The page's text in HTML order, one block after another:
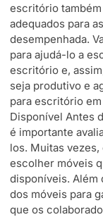
escritório
adequados para
desempenhada.
para ajudá-lo a
escritório e,
seja produtivo e
para escritório
Disponível Antes
é importante
los. Muitas
escolher móveis
disponíveis. Além
dos móveis para
que os